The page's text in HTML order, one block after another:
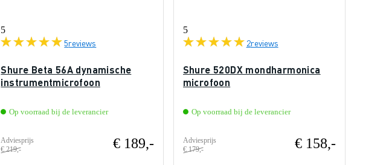
5
5reviews
Shure Beta 56A dynamische
instrumentmicrofoon
Op voorraad bij de leverancier
Adviesprijs
€ 219,-
€ 189,-
5
2reviews
Shure 520DX mondharmonica
microfoon
Op voorraad bij de leverancier
Adviesprijs
€ 179,-
€ 158,-